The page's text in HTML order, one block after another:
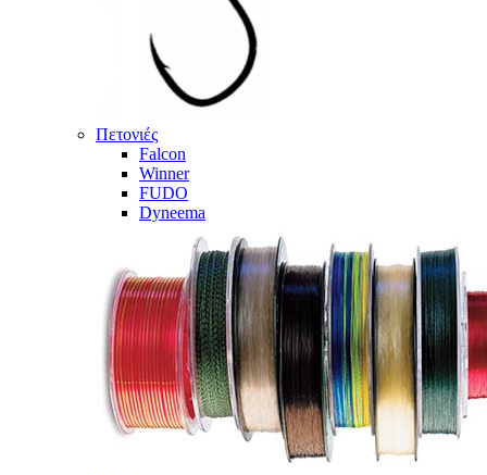
Πετονιές
Falcon
Winner
FUDO
Dyneema